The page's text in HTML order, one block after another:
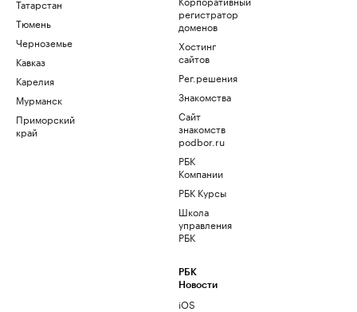
Татарстан
Тюмень
Черноземье
Кавказ
Карелия
Мурманск
Приморский
край
регистратор
доменов
Хостинг
сайтов
Рег.решения
Знакомства
Сайт
знакомств
podbor.ru
РБК
Компании
РБК Курсы
Школа
управления
РБК
РБК
Новости
iOS